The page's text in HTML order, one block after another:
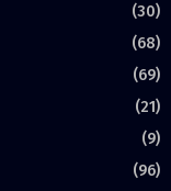
(30)
(68)
(69)
(21)
(9)
(96)